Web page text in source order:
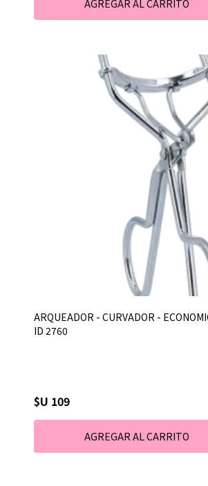
ARQUEADOR - CURVADOR -
ID 2760
$U 109